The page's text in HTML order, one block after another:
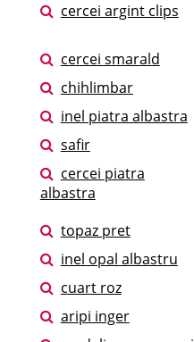
cercei argint clips
cercei smarald
chihlimbar
inel piatra albastra
safir
cercei piatra
albastra
topaz pret
inel opal albastru
cuart roz
aripi inger